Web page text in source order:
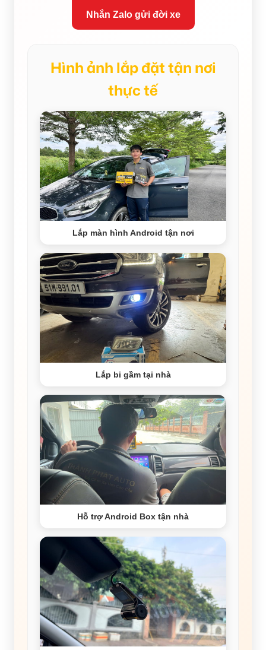
Nhắn Zalo gửi đời xe
Hình ảnh lắp đặt tận nơi
thực tế
Lắp màn hình Android tận nơi
Lắp bi gầm tại nhà
Hỗ trợ Android Box tận nhà